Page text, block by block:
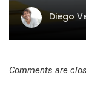
Diego
Comments are